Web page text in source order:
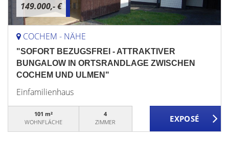
149.000,- €
COCHEM - NÄHE
"SOFORT BEZUGSFREI - ATTRAKTIVER
BUNGALOW IN ORTSRANDLAGE ZWISCHEN
COCHEM UND ULMEN"
Einfamilienhaus
101 m²
WOHNFLÄCHE
4
ZIMMER